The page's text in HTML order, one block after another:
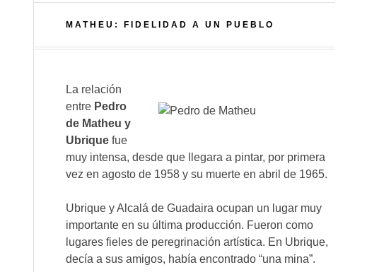
MATHEU: FIDELIDAD A UN PUEBLO
La relación
entre Pedro
de Matheu y
Ubrique fue
muy intensa, desde que llegara a pintar, por primera
vez en agosto de 1958 y su muerte en abril de 1965.
Ubrique y Alcalá de Guadaira ocupan un lugar muy
importante en su última producción. Fueron como
lugares fieles de peregrinación artística. En Ubrique,
decía a sus amigos, había encontrado “una mina”.